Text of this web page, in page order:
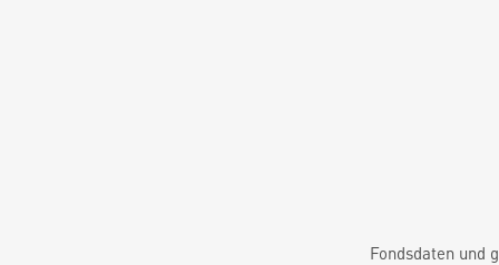
Fondsdaten und